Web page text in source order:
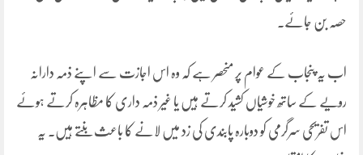
حصہ بن جائے۔
اب یہ پنجاب کے عوام پر منحصر ہے کہ وہ اس اجازت سے اپنے ذمہ دارانہ
رویّے کے ساتھ خوشیاں کشید کرتے ہیں یا غیر ذمہ داری کا مظاہرہ کرتے ہوئے
اس تفریحی سرگرمی کو دوبارہ پابندی کی زد میں لانے کا باعث بنتے ہیں۔ یہ